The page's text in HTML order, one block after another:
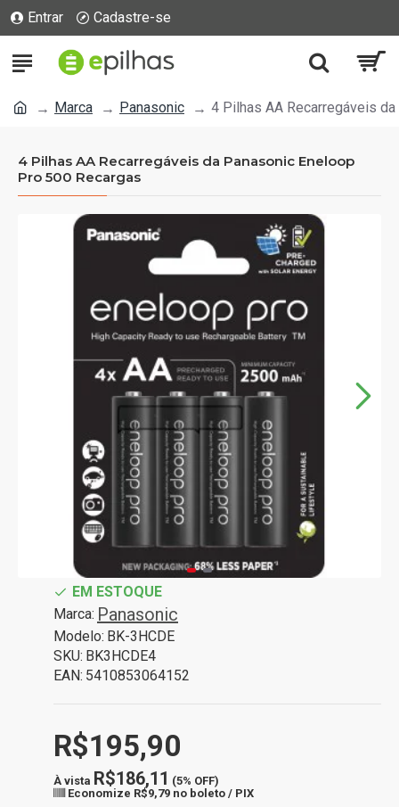
Entrar Cadastre-se
Marca Panasonic 4 Pilhas AA Recarregáveis
4 Pilhas AA Recarregáveis da Panasonic Eneloop
Pro 500 Recargas
EM ESTOQUE
Marca: Panasonic
Modelo: BK-3HCDE
SKU: BK3HCDE4
EAN: 5410853064152
R$195,90
À vista R$186,11 (5% OFF)
Economize R$9,79 no boleto / PIX